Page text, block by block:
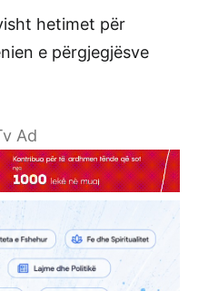
hetimet për
e përgjegjësve
Ad